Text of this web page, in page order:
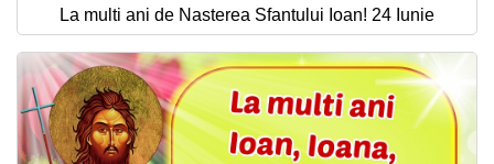
La multi ani de Nasterea Sfantului Ioan! 24 Iunie